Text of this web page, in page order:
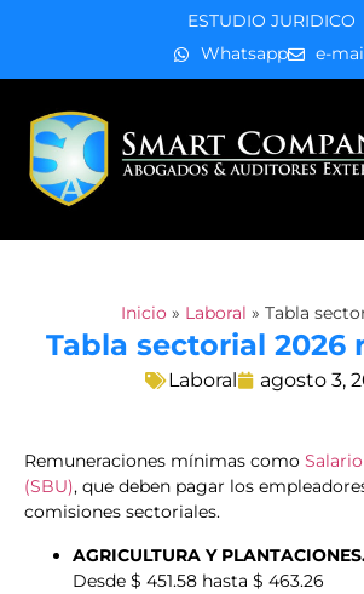
ESTUDIO JURIDICO
Whatsapp
e-
Inicio » Laboral » Tabla
Tabla sectorial 2026
Laboral agosto 3,
Remuneraciones mínimas como
(SBU), que deben pagar los
comisiones sectoriales.
AGRICULTURA Y
Desde $ 451.58 hasta $ 463.26